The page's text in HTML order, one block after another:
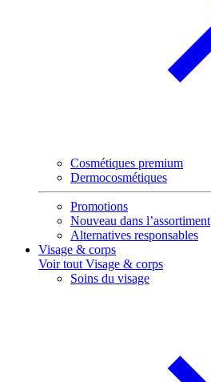
Cosmétiques premium
Dermocosmétiques
Promotions
Nouveau dans l’assortiment
Alternatives responsables
Visage & corps
Voir tout Visage & corps
Soins du visage